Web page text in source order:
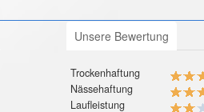
Unsere Bewertung
Trockenhaftung
Nässehaftung
Laufleistung